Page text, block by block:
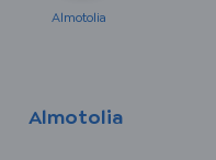
Almotolia
Almotolia